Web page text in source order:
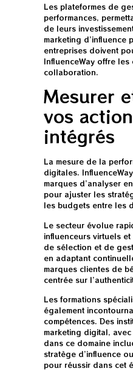
Les plateformes de
performances,
de leurs
marketing
entreprises doivent
InfluenceWay offre
collaboration.
Mesurer
vos
intégrés
La mesure de la
digitales.
marques d’analyser
pour ajuster les
les budgets entre les
Le secteur évolue
influenceurs virtuels
de sélection et de
en adaptant
marques clientes de
centrée sur
Les formations
également
compétences. Des
marketing digital,
dans ce domaine
stratège d’influence
pour réussir dans cet